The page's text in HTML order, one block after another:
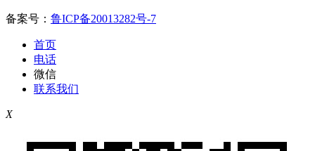
备案号： 鲁ICP备20013282号-7
首页
电话
微信
联系我们
X